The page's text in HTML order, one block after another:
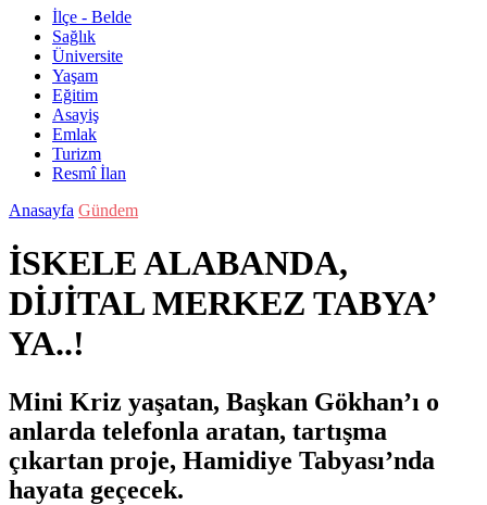
İlçe - Belde
Sağlık
Üniversite
Yaşam
Eğitim
Asayiş
Emlak
Turizm
Resmî İlan
Anasayfa Gündem
İSKELE ALABANDA,
DİJİTAL MERKEZ TABYA’
YA..!
Mini Kriz yaşatan, Başkan Gökhan’ı o
anlarda telefonla aratan, tartışma
çıkartan proje, Hamidiye Tabyası’nda
hayata geçecek.